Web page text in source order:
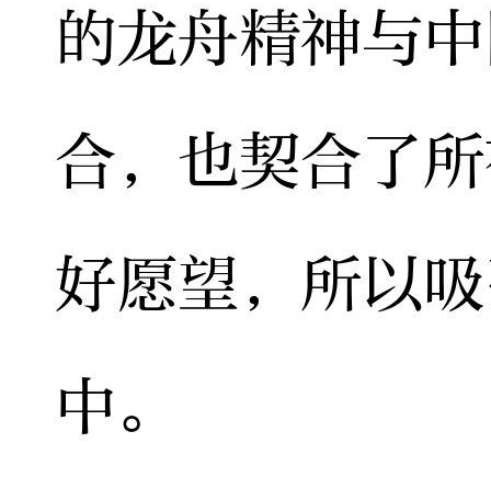
的龙舟精神与
合，也契合了
好愿望，所以
中。